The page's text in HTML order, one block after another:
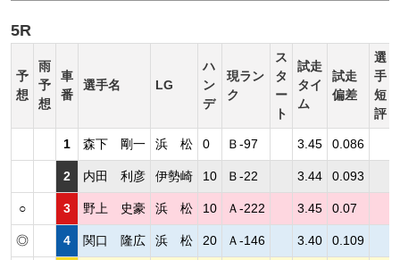
5R
予
想
雨
予
想
車
番
選手名 LG
ハ
ン
デ
現ラン
ク
ス
タ
ー
ト
試走
タイ
ム
試走
偏差
選
手
短
評
1 森下 剛一 浜 松 0 Ｂ-97 3.45 0.086
2 内田 利彦 伊勢崎 10 Ｂ-22 3.44 0.093
○ 3 野上 史豪 浜 松 10 Ａ-222 3.45 0.07
◎ 4 関口 隆広 浜 松 20 Ａ-146 3.40 0.109